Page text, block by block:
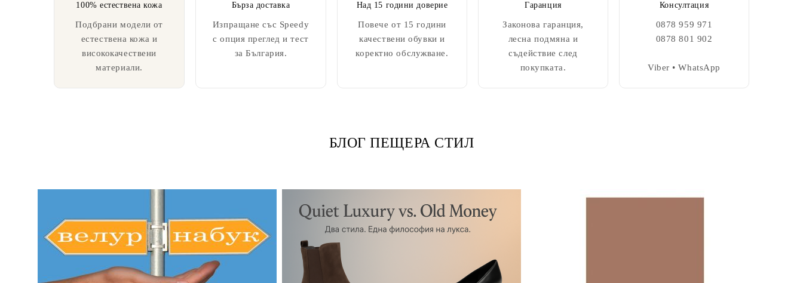
100% естествена кожа
Подбрани модели от
естествена кожа и
висококачествени
материали.
Бърза доставка
Изпращане със Speedy
с опция преглед и тест
за България.
Над 15 години доверие
Повече от 15 години
качествени обувки и
коректно обслужване.
Гаранция
Законова гаранция,
лесна подмяна и
съдействие след
покупката.
Консултация
0878 959 971
0878 801 902
Viber • WhatsApp
БЛОГ ПЕЩЕРА СТИЛ